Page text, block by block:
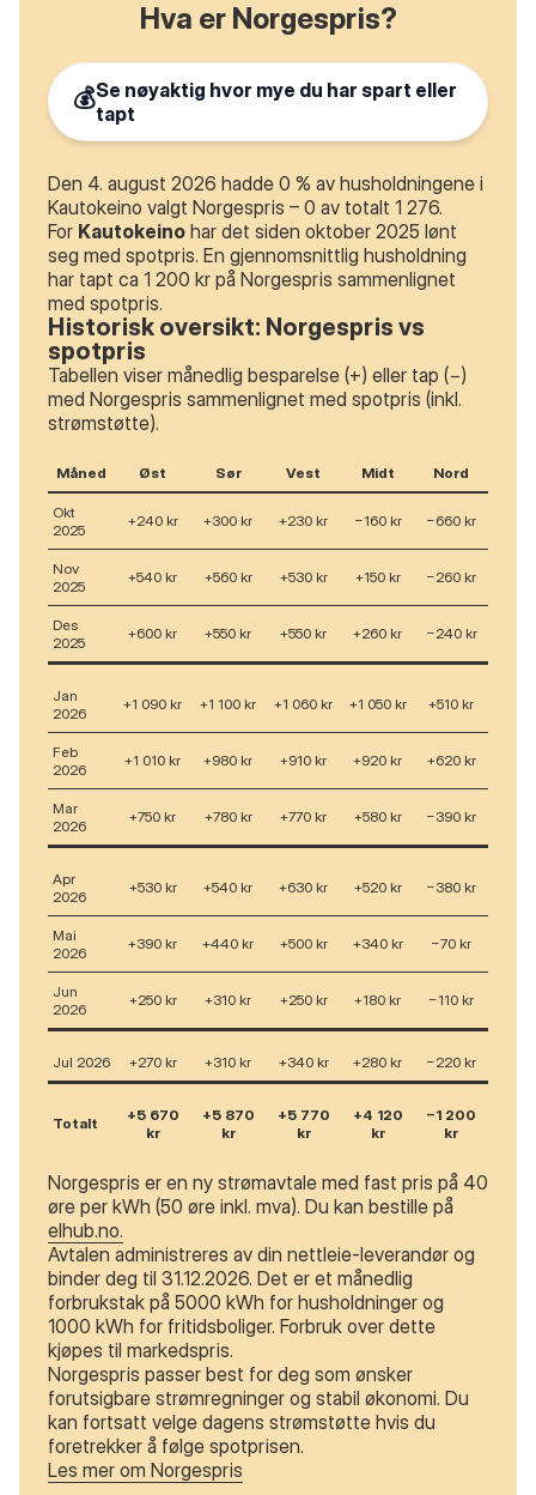
Hva er Norgespris?
💰Se nøyaktig hvor mye du har spart eller
tapt
Den 4. august 2026 hadde 0 % av husholdningene i
Kautokeino valgt Norgespris – 0 av totalt 1 276.
For Kautokeino har det siden oktober 2025 lønt
seg med spotpris. En gjennomsnittlig husholdning
har tapt ca 1 200 kr på Norgespris sammenlignet
med spotpris.
Historisk oversikt: Norgespris vs
spotpris
Tabellen viser månedlig besparelse (+) eller tap (−)
med Norgespris sammenlignet med spotpris (inkl.
strømstøtte).
Måned Øst Sør Vest Midt Nord
Okt
2025
+240 kr +300 kr +230 kr −160 kr −660 kr
Nov
2025
+540 kr +560 kr +530 kr +150 kr −260 kr
Des
2025
+600 kr +550 kr +550 kr +260 kr −240 kr
Jan
2026
+1 090 kr +1 100 kr +1 060 kr +1 050 kr +510 kr
Feb
2026
+1 010 kr +980 kr +910 kr +920 kr +620 kr
Mar
2026
+750 kr +780 kr +770 kr +580 kr −390 kr
Apr
2026
+530 kr +540 kr +630 kr +520 kr −380 kr
Mai
2026
+390 kr +440 kr +500 kr +340 kr −70 kr
Jun
2026
+250 kr +310 kr +250 kr +180 kr −110 kr
Jul 2026 +270 kr +310 kr +340 kr +280 kr −220 kr
Totalt
+5 670
kr
+5 870
kr
+5 770
kr
+4 120
kr
−1 200
kr
Norgespris er en ny strømavtale med fast pris på 40
øre per kWh (50 øre inkl. mva). Du kan bestille på
elhub.no.
Avtalen administreres av din nettleie-leverandør og
binder deg til 31.12.2026. Det er et månedlig
forbrukstak på 5000 kWh for husholdninger og
1000 kWh for fritidsboliger. Forbruk over dette
kjøpes til markedspris.
Norgespris passer best for deg som ønsker
forutsigbare strømregninger og stabil økonomi. Du
kan fortsatt velge dagens strømstøtte hvis du
foretrekker å følge spotprisen.
Les mer om Norgespris